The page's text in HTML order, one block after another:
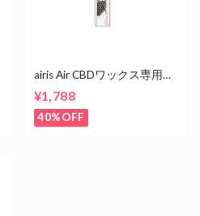
airis Air CBDワックス専用ヴ
ーブル】
¥1,788
40%OFF